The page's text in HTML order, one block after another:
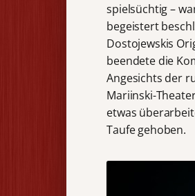
spielsüchtig –
begeistert
Dostojewskis
beendete die
Angesichts der
Mariinski-
etwas
Taufe gehoben.